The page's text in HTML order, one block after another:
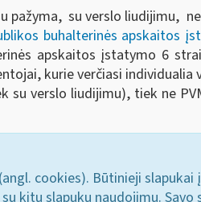
pažyma, su verslo liudijimu,
buhalterinės apskaitos
apskaitos įstatymo 6
kurie verčiasi
su verslo liudijimu), tiek ne
(angl. cookies). Būtinieji
kitų slapukų naudojimu.